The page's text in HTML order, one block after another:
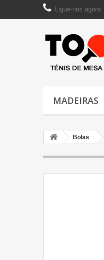
Ligue-nos agora:
MADEIRAS
Bolas